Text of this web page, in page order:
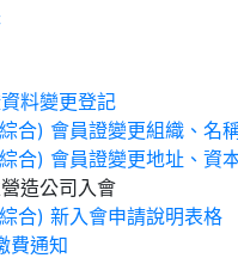
料變更登記
合) 會員證變更組織、名
合) 會員證變更地址、資
造公司入會
合) 新入會申請說明表格
費通知